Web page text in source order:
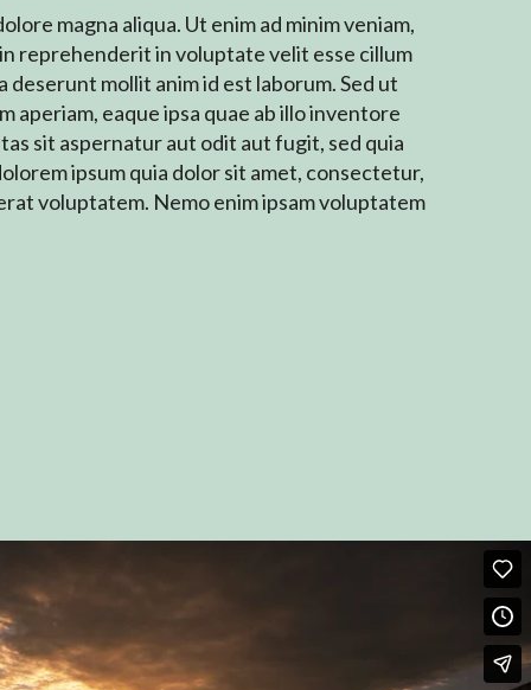
magna aliqua. Ut enim ad minim veniam,
reprehenderit in voluptate velit esse cillum
mollit anim id est laborum. Sed ut
eaque ipsa quae ab illo inventore
sit aspernatur aut odit aut fugit, sed quia
ipsum quia dolor sit amet, consectetur,
voluptatem. Nemo enim ipsam voluptatem